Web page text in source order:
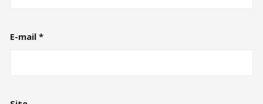
E-mail*